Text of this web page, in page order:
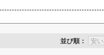
並び順：